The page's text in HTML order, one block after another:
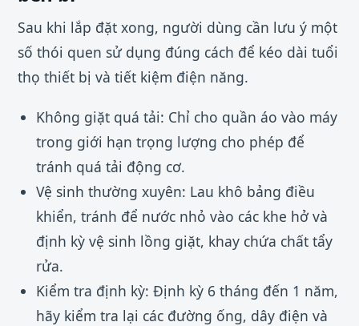
Sau khi lắp đặt xong, người dùng cần lưu ý một
số thói quen sử dụng đúng cách để kéo dài tuổi
thọ thiết bị và tiết kiệm điện năng.
Không giặt quá tải: Chỉ cho quần áo vào máy
trong giới hạn trọng lượng cho phép để
tránh quá tải động cơ.
Vệ sinh thường xuyên: Lau khô bảng điều
khiển, tránh để nước nhỏ vào các khe hở và
định kỳ vệ sinh lồng giặt, khay chứa chất tẩy
rửa.
Kiểm tra định kỳ: Định kỳ 6 tháng đến 1 năm,
hãy kiểm tra lại các đường ống, dây điện và